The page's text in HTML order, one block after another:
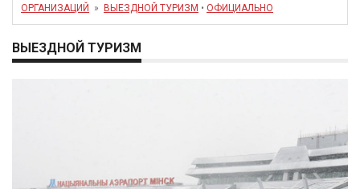
ОРГАНИЗАЦИЙ
» ВЫЕЗДНОЙ ТУРИЗМ • ОФИЦИАЛЬНО
ВЫЕЗДНОЙ ТУРИЗМ